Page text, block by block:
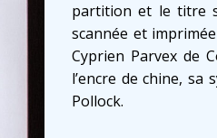
partition et le titre
scannée et
Cyprien Parvex de
l’encre de chine, sa
Pollock.